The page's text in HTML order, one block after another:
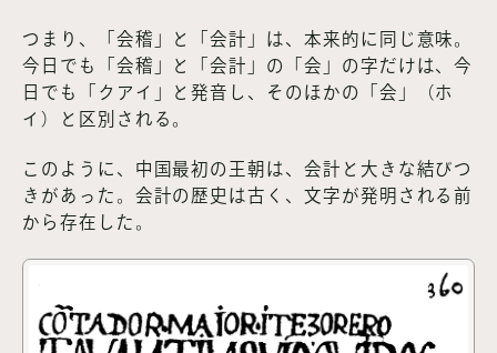
つまり、「会稽」と「会計」は、本来的に同じ意味。
今日でも「会稽」と「会計」の「会」の字だけは、今
日でも「クアイ」と発音し、そのほかの「会」（ホ
イ）と区別される。
このように、中国最初の王朝は、会計と大きな結びつ
きがあった。会計の歴史は古く、文字が発明される前
から存在した。